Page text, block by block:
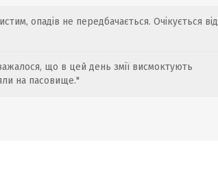
опадів не передбачається. Очікується від
що в цей день змії висмоктують
на пасовище."